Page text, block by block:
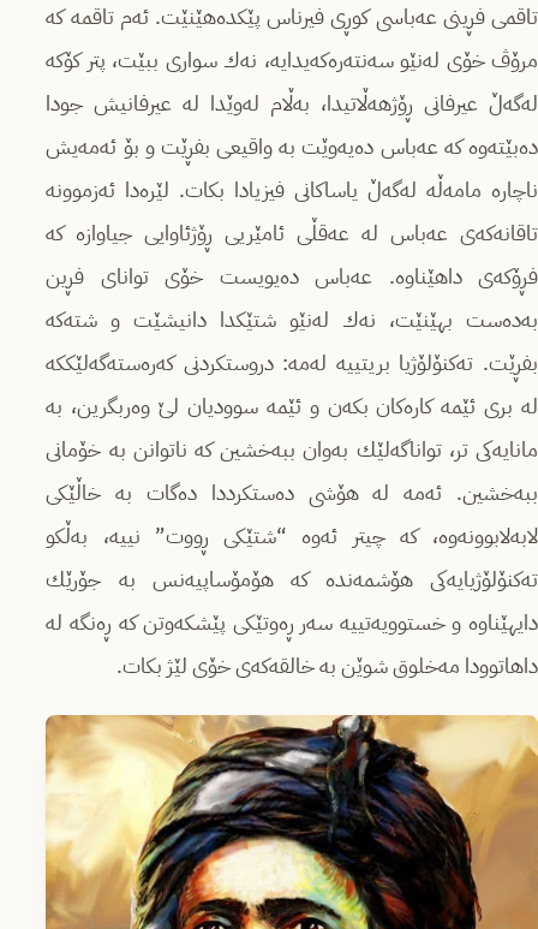
تاقمى فڕینى عەباسى كوڕى فیرناس پێكدەهێنێت. ئەم تاقمە كە
مرۆڤ خۆى لەنێو سەنتەرەكەیدایە، نەك سوارى ببێت، پتر كۆكە
لەگەڵ عیرفانى ڕۆژهەڵاتیدا، بەڵام لەوێدا لە عیرفانیش جودا
دەبێتەوە كە عەباس دەیەوێت بە واقیعى بفڕێت و بۆ ئەمەیش
ناچارە مامەڵە لەگەڵ یاساكانى فیزیادا بكات. لێرەدا ئەزموونە
تاقانەكەى عەباس لە عەقڵى ئامێریى ڕۆژئاوایى جیاوازە كە
فڕۆكەى داهێناوە. عەباس دەیویست خۆى تواناى فڕین
بەدەست بهێنێت، نەك لەنێو شتێكدا دانیشێت و شتەكە
بفڕێت. تەكنۆلۆژیا بریتییە لەمە: دروستكردنى كەرەستەگەلێككە
لە برى ئێمە كارەكان بكەن و ئێمە سوودیان لێ وەربگرین، بە
مانایەكی تر، تواناگەلێك بەوان ببەخشین كە ناتوانن بە خۆمانى
ببەخشین. ئەمە لە هۆشى دەستكرددا دەگات بە خاڵێكى
لابەلابوونەوە، كە چیتر ئەوە “شتێكى ڕووت” نییە، بەڵكو
تەكنۆلۆژیایەكى هۆشمەندە كە هۆمۆساپیەنس بە جۆرێك
دایهێناوە و خستوویەتییە سەر ڕەوتێكى پێشكەوتن كە ڕەنگە لە
داهاتوودا مەخلوق شوێن بە خالقەكەى خۆى لێژ بكات.